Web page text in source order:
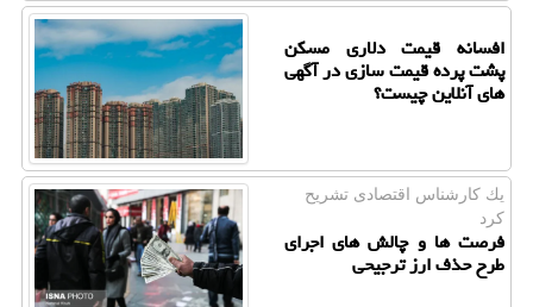
افسانه قیمت دلاری مسکن
پشت پرده قیمت سازی در آگهی
های آنلاین چیست؟
یك كارشناس اقتصادی تشریح
كرد
فرصت ها و چالش های اجرای
طرح حذف ارز ترجیحی